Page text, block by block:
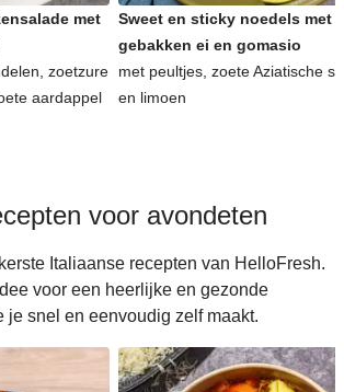
met
zoetzure
aardappel
Sweet en sticky noedels met
gebakken ei en gomasio
met peultjes, zoete Aziatische
en limoen
voor avondeten
Italiaanse recepten van HelloFresh.
voor een heerlijke en gezonde
je snel en eenvoudig zelf maakt.